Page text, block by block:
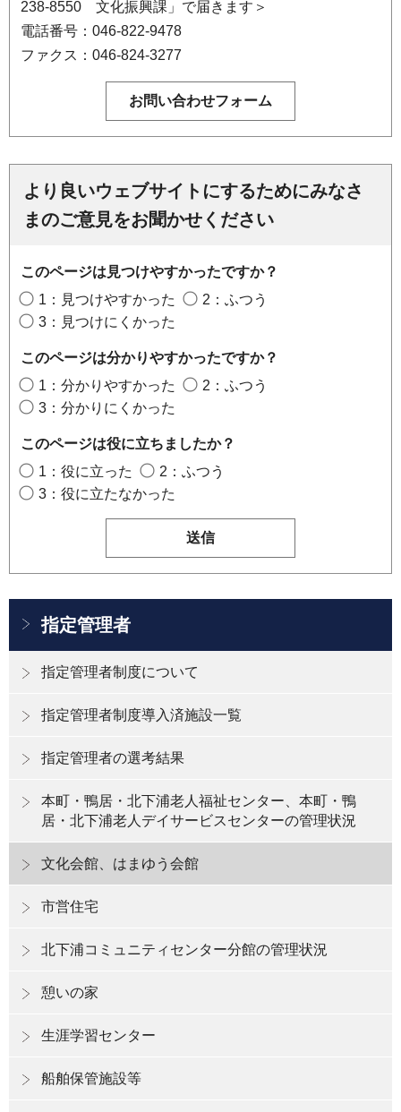
238-8550 文化振興課」で届きます＞
電話番号：046-822-9478
ファクス：046-824-3277
より良いウェブサイトにするためにみなさ
まのご意見をお聞かせください
このページは見つけやすかったですか？
1：見つけやすかった
2：ふつう
3：見つけにくかった
このページは分かりやすかったですか？
1：分かりやすかった
2：ふつう
3：分かりにくかった
このページは役に立ちましたか？
1：役に立った
2：ふつう
3：役に立たなかった
指定管理者
指定管理者制度について
指定管理者制度導入済施設一覧
指定管理者の選考結果
本町・鴨居・北下浦老人福祉センター、本町・鴨
居・北下浦老人デイサービスセンターの管理状況
文化会館、はまゆう会館
市営住宅
北下浦コミュニティセンター分館の管理状況
憩いの家
生涯学習センター
船舶保管施設等